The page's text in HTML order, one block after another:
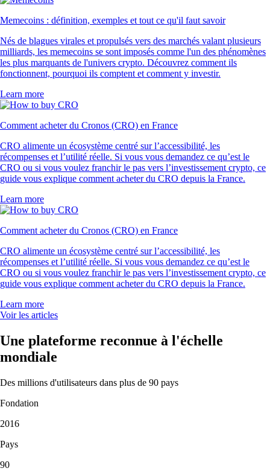
Memecoins : définition, exemples et tout ce qu'il faut savoir
Nés de blagues virales et propulsés vers des marchés valant plusieurs
milliards, les memecoins se sont imposés comme l'un des phénomènes
les plus marquants de l'univers crypto. Découvrez comment ils
fonctionnent, pourquoi ils comptent et comment y investir.
Learn more
Comment acheter du Cronos (CRO) en France
CRO alimente un écosystème centré sur l’accessibilité, les
récompenses et l’utilité réelle. Si vous vous demandez ce qu’est le
CRO ou si vous voulez franchir le pas vers l’investissement crypto, ce
guide vous explique comment acheter du CRO depuis la France.
Learn more
Comment acheter du Cronos (CRO) en France
CRO alimente un écosystème centré sur l’accessibilité, les
récompenses et l’utilité réelle. Si vous vous demandez ce qu’est le
CRO ou si vous voulez franchir le pas vers l’investissement crypto, ce
guide vous explique comment acheter du CRO depuis la France.
Learn more
Voir les articles
Une plateforme reconnue à l'échelle
mondiale
Des millions d'utilisateurs dans plus de 90 pays
Fondation
2016
Pays
90